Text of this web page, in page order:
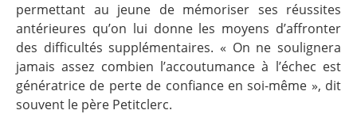
permettant au jeune de mémoriser ses réussites
antérieures qu’on lui donne les moyens d’affronter
des difficultés supplémentaires. « On ne soulignera
jamais assez combien l’accoutumance à l’échec est
génératrice de perte de confiance en soi-même », dit
souvent le père Petitclerc.